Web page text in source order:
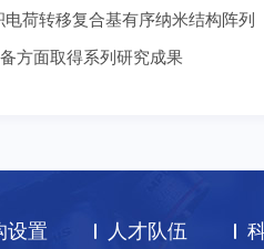
荷转移复合基有序纳米结构阵列
方面取得系列研究成果
设置 人才队伍